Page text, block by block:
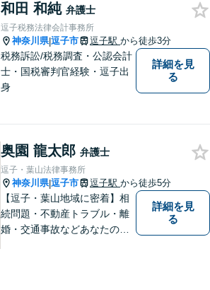
ど、幅広く対応可能。【明確
な料金体系】１件１件ていね
いに対応させて頂きます。ご
連絡ください。
和田 和純 弁護士
逗子税務法律会計事務所
神奈川県|逗子市 逗子駅 から徒歩3分
税務訴訟/税務調査・公認会計
士・国税審判官経験・逗子出
身
詳細を見
る
奥園 龍太郎 弁護士
逗子・葉山法律事務所
神奈川県|逗子市 逗子駅 から徒歩5分
【逗子・葉山地域に密着】相
続問題・不動産トラブル・離
婚・交通事故などあなたの困
詳細を見
る